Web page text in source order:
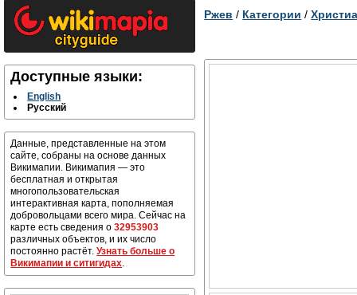
Доступные языки:
English
Русский
Данные, представленные на этом
сайте, собраны на основе данных
Викимапии. Викимапия — это
бесплатная и открытая
многопользовательская
интерактивная карта, пополняемая
добровольцами всего мира. Сейчас на
карте есть сведения о32953903
различных объектов, и их число
постоянно растёт.Узнать больше о
Викимапии и ситигидах.
Ржев / Категории /